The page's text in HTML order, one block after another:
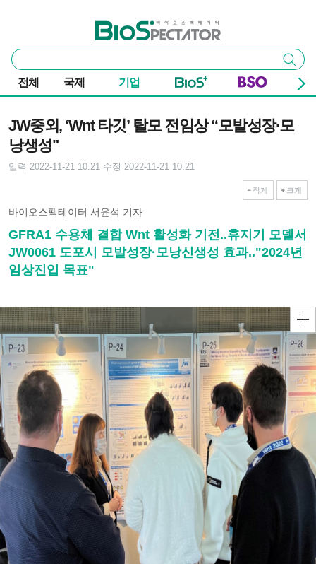
바이오스펙테이터
통
합
검
색
검색
전체 국제 기업
JW중외, ‘Wnt 타깃’ 탈모 전임상 “모발성장·모
낭생성"
입력 2022-11-21 10:21 수정 2022-11-21 10:21
작게 크게
바이오스펙테이터 서윤석 기자
GFRA1 수용체 결합 Wnt 활성화 기전..휴지기 모델서
JW0061 도포시 모발성장·모낭신생성 효과.."2024년
임상진입 목표"